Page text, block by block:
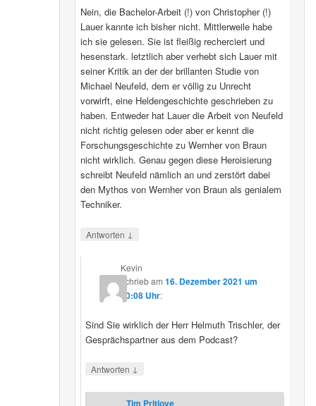
Nein, die Bachelor-Arbeit (!) von Christopher (!)
Lauer kannte ich bisher nicht. Mittlerweile habe
ich sie gelesen. Sie ist fleißig recherciert und
hesenstark. letztlich aber verhebt sich Lauer mit
seiner Kritik an der der brillanten Studie von
Michael Neufeld, dem er völlig zu Unrecht
vorwirft, eine Heldengeschichte geschrieben zu
haben. Entweder hat Lauer die Arbeit von Neufeld
nicht richtig gelesen oder aber er kennt die
Forschungsgeschichte zu Wernher von Braun
nicht wirklich. Genau gegen diese Heroisierung
schreibt Neufeld nämlich an und zerstört dabei
den Mythos von Wernher von Braun als genialem
Techniker.
Antworten ↓
Kevin
schriebam16. Dezember 2021 um
20:08 Uhr:
Sind Sie wirklich der Herr Helmuth Trischler, der
Gesprächspartner aus dem Podcast?
Antworten ↓
Tim Pritlove